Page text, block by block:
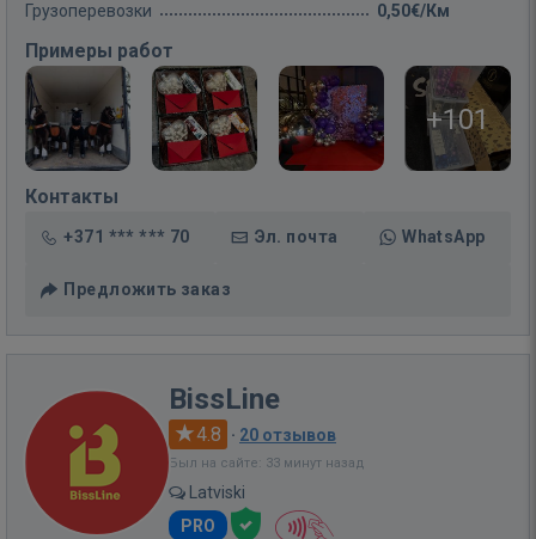
Грузоперевозки 0,50€/Км
Примеры работ
+101
Контакты
+371 *** *** 70 Эл. почта WhatsApp
Предложить заказ
BissLine
4.8 · 20 отзывов
Был на сайте: 33 минут назад
Latviski
PRO